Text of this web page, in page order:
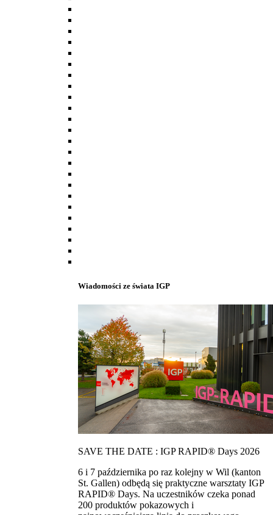
Wiadomości ze świata IGP
SAVE THE DATE : IGP RAPID® Days 2026
6 i 7 października po raz kolejny w Wil (kanton
St. Gallen) odbędą się praktyczne warsztaty IGP
RAPID® Days. Na uczestników czeka ponad
200 produktów pokazowych i